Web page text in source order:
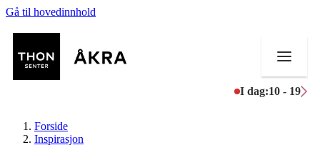
Gå til hovedinnhold
I dag:10 - 19
Forside
Inspirasjon